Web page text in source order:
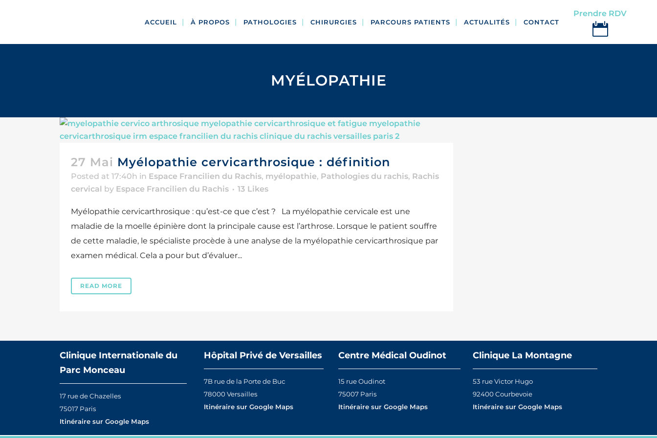
Prendre RDV
ACCUEIL À PROPOS PATHOLOGIES CHIRURGIES PARCOURS PATIENTS ACTUALITÉS CONTACT
MYÉLOPATHIE
27 Mai Myélopathie cervicarthrosique : définition
Posted at 17:40h in Espace Francilien du Rachis, myélopathie, Pathologies du rachis, Rachis
cervical by Espace Francilien du Rachis 13 Likes
Myélopathie cervicarthrosique : qu’est-ce que c’est ? La myélopathie cervicale est une
maladie de la moelle épinière dont la principale cause est l’arthrose. Lorsque le patient souffre
de cette maladie, le spécialiste procède à une analyse de la myélopathie cervicarthrosique par
examen médical. Cela a pour but d’évaluer...
READ MORE
Clinique Internationale du
Parc Monceau
17 rue de Chazelles
75017 Paris
Itinéraire sur Google Maps
Hôpital Privé de Versailles
7B rue de la Porte de Buc
78000 Versailles
Itinéraire sur Google Maps
Centre Médical Oudinot
15 rue Oudinot
75007 Paris
Itinéraire sur Google Maps
Clinique La Montagne
53 rue Victor Hugo
92400 Courbevoie
Itinéraire sur Google Maps